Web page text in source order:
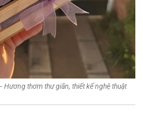
Hương thơm thư giãn, thiết kế nghệ thuật